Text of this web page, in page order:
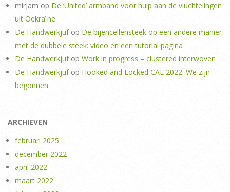
mirjam op De ‘United’ armband voor hulp aan de vluchtelingen
uit Oekraïne
De Handwerkjufop De bijencellensteek op een andere manier
met de dubbele steek: video en een tutorial pagina
De Handwerkjufop Work in progress – clustered interwoven
De Handwerkjufop Hooked and Locked CAL 2022: We zijn
begonnen
ARCHIEVEN
februari 2025
december 2022
april 2022
maart 2022